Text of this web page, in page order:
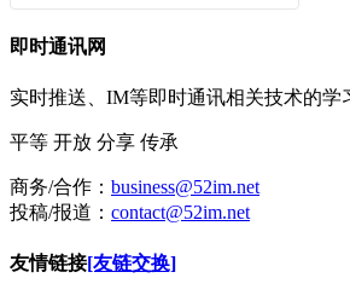
即时通讯网
实时推送、IM等即时通讯相关技术的学
平等 开放 分享 传承
商务/合作： business@52im.net
投稿/报道： contact@52im.net
友情链接[友链交换]